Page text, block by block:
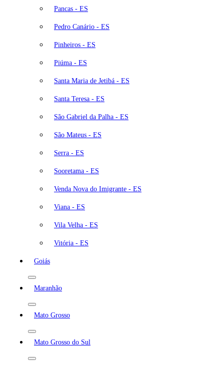
Pancas - ES
Pedro Canário - ES
Pinheiros - ES
Piúma - ES
Santa Maria de Jetibá - ES
Santa Teresa - ES
São Gabriel da Palha - ES
São Mateus - ES
Serra - ES
Sooretama - ES
Venda Nova do Imigrante - ES
Viana - ES
Vila Velha - ES
Vitória - ES
Goiás
Maranhão
Mato Grosso
Mato Grosso do Sul